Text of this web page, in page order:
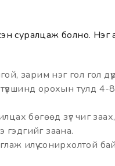
суралцаж болно.
зарим нэг гол гол
орохын тулд 4-8
бөгөөд зүг чиг
заана.
илүү сонирхолтой